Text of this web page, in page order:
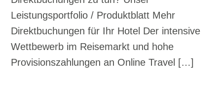
Leistungsportfolio / Produktblatt Mehr
Direktbuchungen für Ihr Hotel Der intensive
Wettbewerb im Reisemarkt und hohe
Provisionszahlungen an Online Travel […]